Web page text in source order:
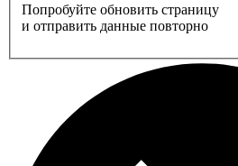
Попробуйте обновить страницу
и отправить данные повторно